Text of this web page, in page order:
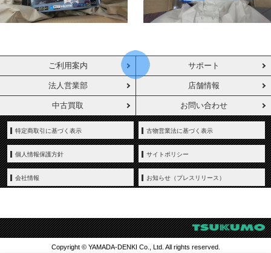
ご利用案内 サポート
法人営業部 店舗情報
中古買取 お問い合わせ
特定商取引に基づく表示 古物営業法に基づく表示
個人情報保護方針 サイトポリシー
会社情報 お知らせ（プレスリリース）
Copyright © YAMADA-DENKI Co., Ltd. All rights reserved.